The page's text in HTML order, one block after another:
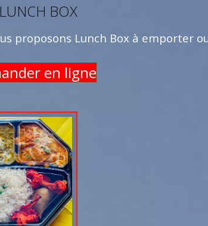
BOX
proposons Lunch Box à emporter
en ligne